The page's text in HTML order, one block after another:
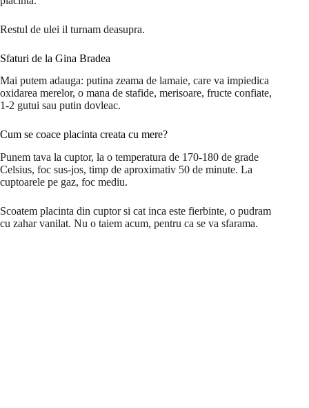
Restul de ulei il turnam deasupra.
Sfaturi de la Gina Bradea
Mai putem adauga: putina zeama de lamaie, care va impiedica
oxidarea merelor, o mana de stafide, merisoare, fructe confiate,
1-2 gutui sau putin dovleac.
Cum se coace placinta creata cu mere?
Punem tava la cuptor, la o temperatura de 170-180 de grade
Celsius, foc sus-jos, timp de aproximativ 50 de minute. La
cuptoarele pe gaz, foc mediu.
Scoatem placinta din cuptor si cat inca este fierbinte, o pudram
cu zahar vanilat. Nu o taiem acum, pentru ca se va sfarama.